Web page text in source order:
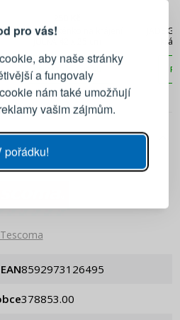
pro vás!
aby naše stránky
a fungovaly
nám také umožňují
vašim zájmům.
pořádku!
Dřevěné prkénko na krájení
PŘIDAT DO KOŠÍKU
JADE
Tescoma
EAN 8592973126495
378853.00
ke svému účtu
SE